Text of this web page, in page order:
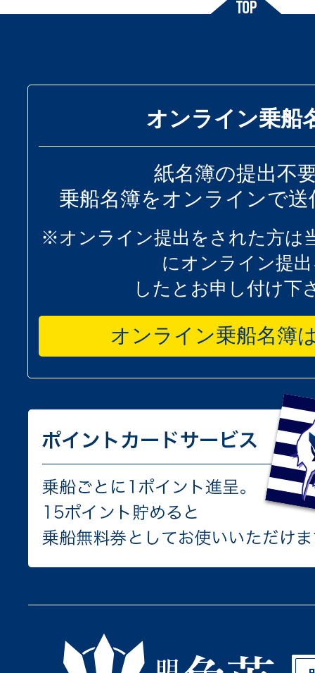
オンライン乗船
紙名簿の提出不
乗船名簿をオンラインで
※オンライン提出をされた方は
にオンライン提
したとお申し付け下
オンライン乗船名簿